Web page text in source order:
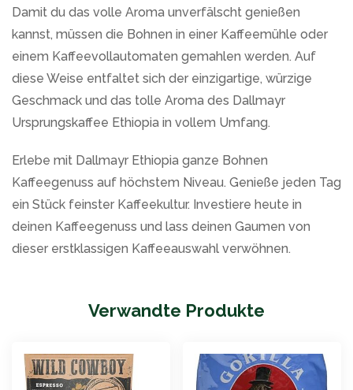
Damit du das volle Aroma unverfälscht genießen
kannst, müssen die Bohnen in einer Kaffeemühle oder
einem Kaffeevollautomaten gemahlen werden. Auf
diese Weise entfaltet sich der einzigartige, würzige
Geschmack und das tolle Aroma des Dallmayr
Ursprungskaffee Ethiopia in vollem Umfang.
Erlebe mit Dallmayr Ethiopia ganze Bohnen
Kaffeegenuss auf höchstem Niveau. Genieße jeden Tag
ein Stück feinster Kaffeekultur. Investiere heute in
deinen Kaffeegenuss und lass deinen Gaumen von
dieser erstklassigen Kaffeeauswahl verwöhnen.
Verwandte Produkte